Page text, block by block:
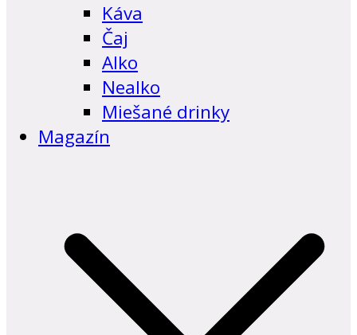
Káva
Čaj
Alko
Nealko
Miešané drinky
Magazín